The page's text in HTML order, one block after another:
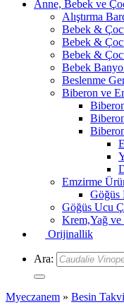
Anne, Bebek ve
Alıştırma
Bebek &
Bebek &
Bebek &
Bebek Banyo
Beslenme
Biberon ve
Emzirme
Göğüs
Göğüs Ucu
Krem,Yağ
Orijinallik
Ara:
Myeczanem » Besin